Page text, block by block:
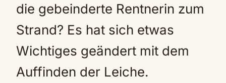
die gebeinderte Rentnerin zum
Strand? Es hat sich etwas
Wichtiges geändert mit dem
Auffinden der Leiche.